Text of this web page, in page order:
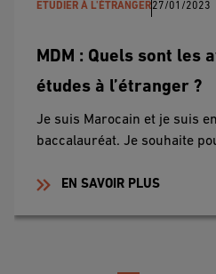
ETUDIER À L'ÉTRANGER27/01/2023
MDM : Quels sont les
études à l’étranger ?
Je suis Marocain et je suis
baccalauréat. Je souhaite
EN SAVOIR PLUS